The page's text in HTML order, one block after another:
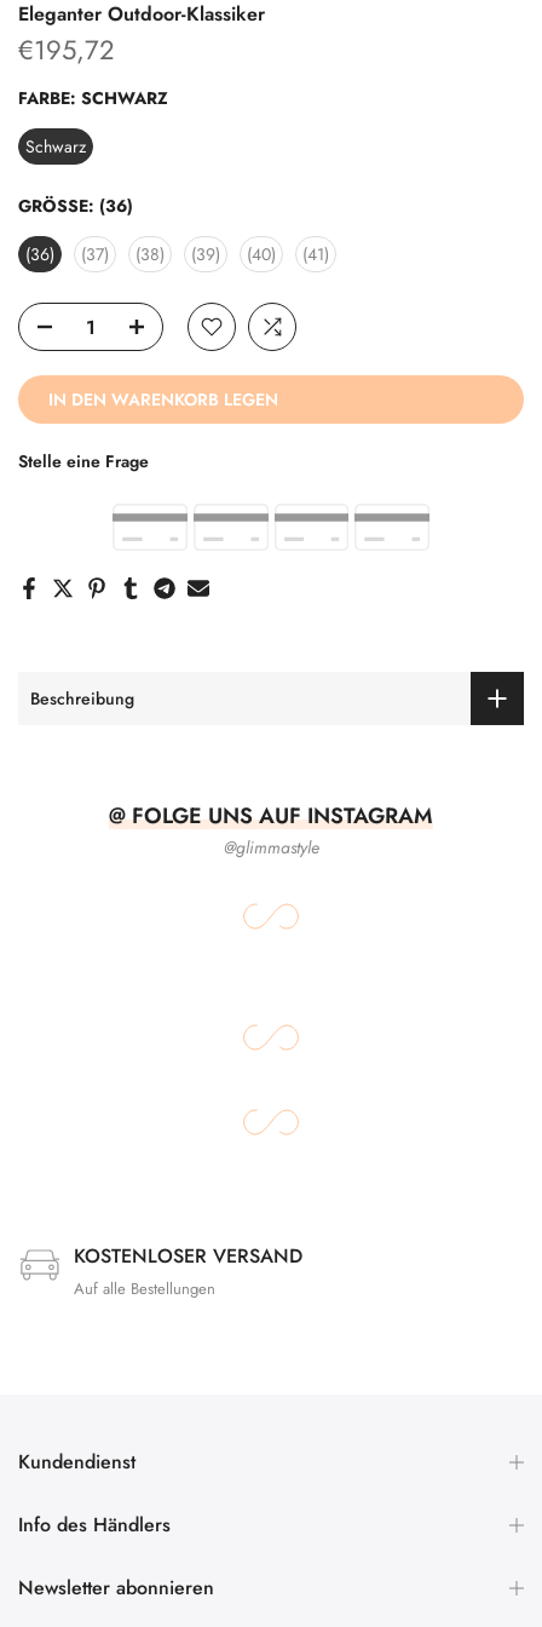
Eleganter Outdoor-Klassiker
€195,72
FARBE: SCHWARZ
Schwarz
GRÖSSE: (36)
(36)
(37) (38) (39) (40) (41)
IN DEN WARENKORB LEGEN
Stelle eine Frage
Beschreibung
@ FOLGE UNS AUF INSTAGRAM
@glimmastyle
KOSTENLOSER VERSAND
Auf alle Bestellungen
Kundendienst
Info des Händlers
Newsletter abonnieren